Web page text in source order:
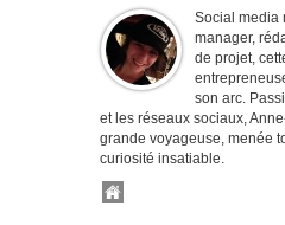
Social media
manager,
de projet,
son arc.
et les réseaux sociaux,
grande voyageuse, menée
curiosité insatiable.